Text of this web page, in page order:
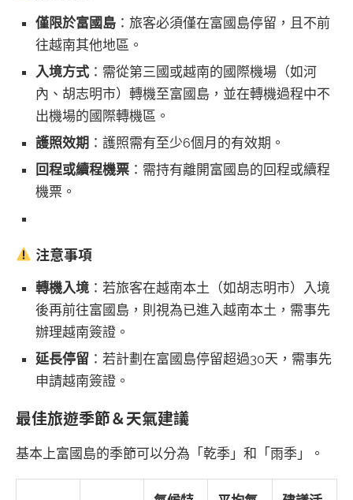
僅限於富國島 ：旅客必須僅在富國島停留，且不前
往越南其他地區。
入境方式 ：需從第三國或越南的國際機場（如河
內、胡志明市）轉機至富國島，並在轉機過程中不
出機場的國際轉機區。
護照效期 ：護照需有至少6個月的有效期。
回程或續程機票 ：需持有離開富國島的回程或續程
機票。
注意事項
轉機入境 ：若旅客在越南本土（如胡志明市）入境
後再前往富國島，則視為已進入越南本土，需事先
辦理越南簽證。
延長停留 ：若計劃在富國島停留超過30天，需事先
申請越南簽證。
最佳旅遊季節＆天氣建議
基本上富國島的季節可以分為「乾季」和「雨季」。